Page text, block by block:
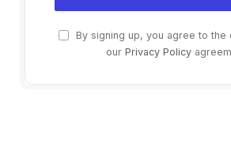
By signing up, you agree to the
our Privacy Policy